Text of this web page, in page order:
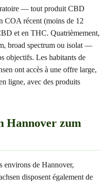
— tout produit CBD
COA récent (moins de 12
et en THC. Quatrièmement,
broad spectrum ou isolat —
objectifs. Les habitants de
ont accès à une offre large,
ligne, avec des produits
Hannover zum
environs de Hannover,
disposent également de